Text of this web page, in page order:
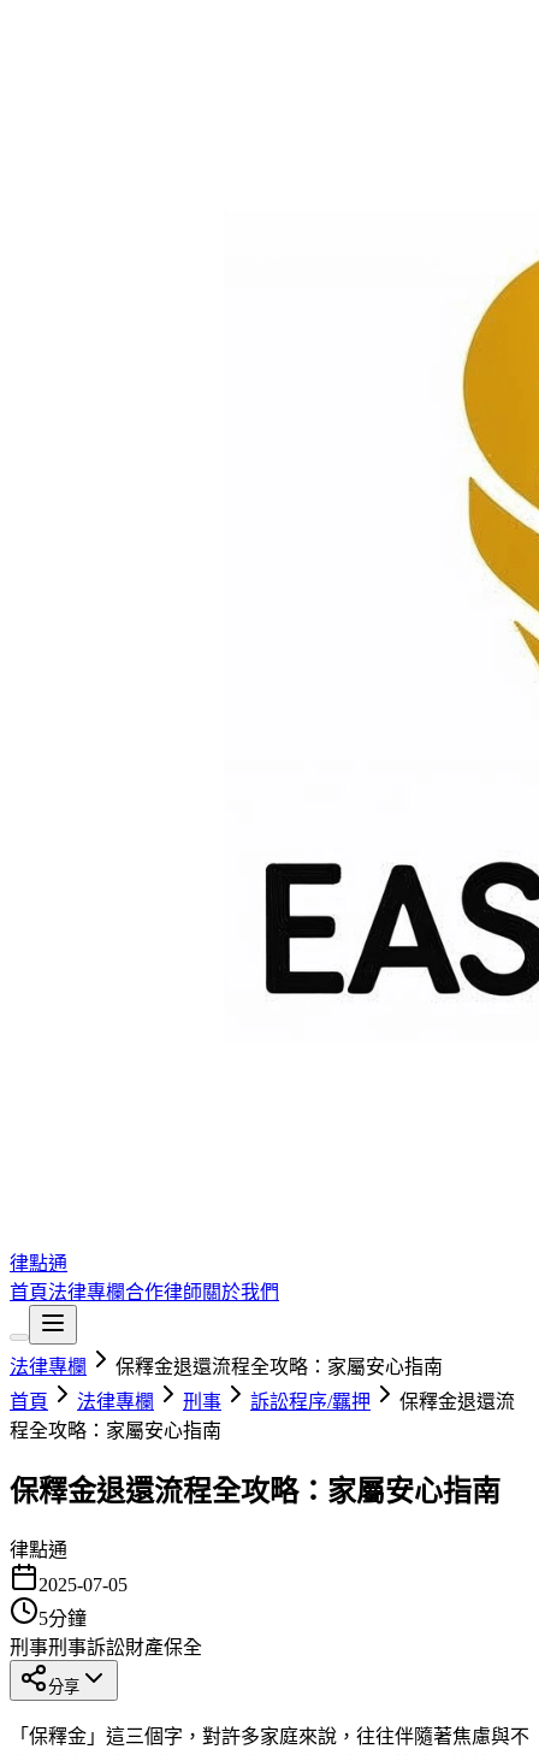
律點通
首頁法律專欄合作律師關於我們
法律專欄
保釋金退還流程全攻略：家屬安心指南
首頁
法律專欄 刑事 訴訟程序/羈押
保釋金退還流
程全攻略：家屬安心指南
保釋金退還流程全攻略：家屬安心指南
律點通
2025-07-05
5分鐘
刑事刑事訴訟財產保全
分享
「保釋金」這三個字，對許多家庭來說，往往伴隨著焦慮與不